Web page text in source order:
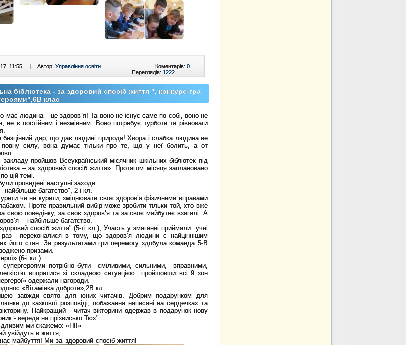
11:55 Автор: Управління освіти Коментарів: 0
Переглядів: 1222
бібліотека - за здоровий спосіб життя ", конкурс-гра
клас
має людина – це здоров`я! Та воно не існує саме по собі, воно не
не є постійним і незмінним. Воно потребує турботи та рівноваги
.
безцінний дар, що дає людині природа! Хвора і слабка людина не
силу, вона думає тільки про те, що у неї болить, а от
.
пройшов Всеукраїнський місячник шкільних бібліотек під
– за здоровий спосіб життя». Протягом місяця заплановано
цій темі.
проведені наступні заходи:
найбільше багатство", 2-і кл.
чи не курити, зміцнювати своє здоров’я фізичними вправами
Проте правильний вибір може зробити тільки той, хто вже
свою поведінку, за своє здоров’я та за своє майбутнє взагалі. А
—найбільше багатство.
спосіб життя" (5-ті кл.), Участь у змаганні приймали учні
переконалися в тому, що здоров’я людини є найціннішим
його стан. За результатами гри перемогу здобула команда 5-В
призами.
(6-і кл.).
потрібно бути сміливими, сильними, вправними,
впоратися зі складною ситуацією пройшовши всі 9 зон
одержали нагороди.
«Вітамінка доброти»,2В кл.
завжди свято для юних читачів. Добрим подарунком для
до казкової розповіді, побажання написані на сердечках та
вікторину. Найкращий читач вікторини одержав в подарунок нову
- вереда на прізвисько Тюх".
ми скажемо: «НІ!»
увійдуть в життя,
нас майбуття! Ми за здоровий спосіб життя!